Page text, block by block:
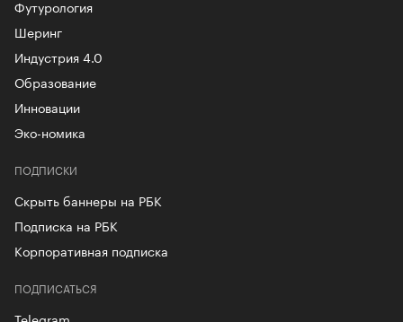
Футурология
Шеринг
Индустрия 4.0
Образование
Инновации
Эко-номика
ПОДПИСКИ
Скрыть баннеры на РБК
Подписка на РБК
Корпоративная подписка
ПОДПИСАТЬСЯ